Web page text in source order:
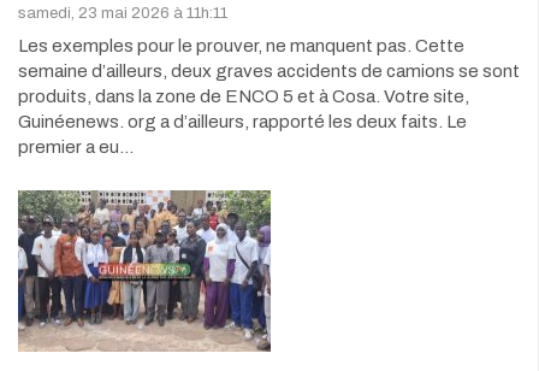
samedi, 23 mai 2026 à 11h:11
Les exemples pour le prouver, ne manquent pas. Cette
semaine d’ailleurs, deux graves accidents de camions se sont
produits, dans la zone de ENCO 5 et à Cosa. Votre site,
Guinéenews. org a d’ailleurs, rapporté les deux faits. Le
premier a eu…